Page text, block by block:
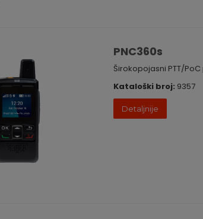
PNC360s
Širokopojasni PTT/
Kataloški broj: 9357
Detaljnije